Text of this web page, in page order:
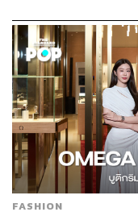
FASHION